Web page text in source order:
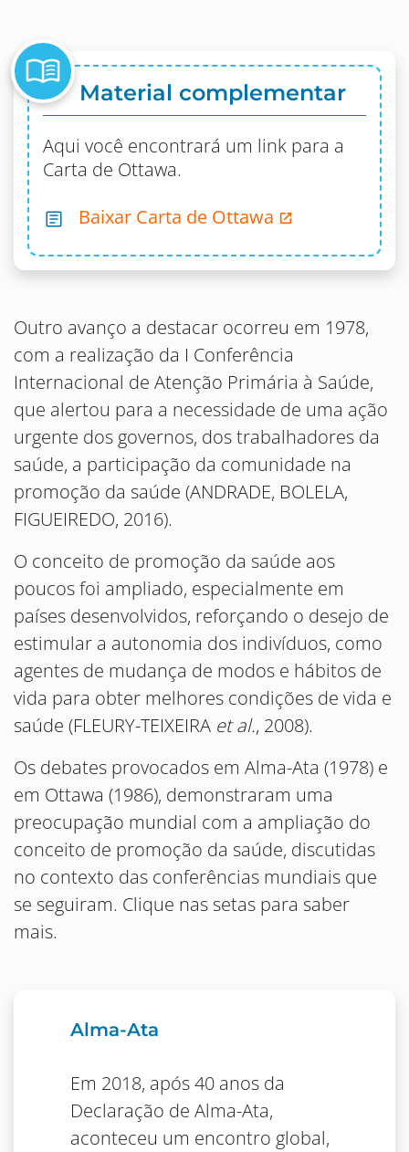
menu_book Material complementar
Aqui você encontrará um link para a
Carta de Ottawa.
Baixar Carta de Ottawa
Outro avanço a destacar ocorreu em 1978,
com a realização da I Conferência
Internacional de Atenção Primária à Saúde,
que alertou para a necessidade de uma ação
urgente dos governos, dos trabalhadores da
saúde, a participação da comunidade na
promoção da saúde (ANDRADE, BOLELA,
FIGUEIREDO, 2016).
O conceito de promoção da saúde aos
poucos foi ampliado, especialmente em
países desenvolvidos, reforçando o desejo de
estimular a autonomia dos indivíduos, como
agentes de mudança de modos e hábitos de
vida para obter melhores condições de vida e
saúde (FLEURY-TEIXEIRA et al., 2008).
Os debates provocados em Alma-Ata (1978) e
em Ottawa (1986), demonstraram uma
preocupação mundial com a ampliação do
conceito de promoção da saúde, discutidas
no contexto das conferências mundiais que
se seguiram. Clique nas setas para saber
mais.
Alma-Ata
Em 2018, após 40 anos da
Declaração de Alma-Ata,
aconteceu um encontro global,